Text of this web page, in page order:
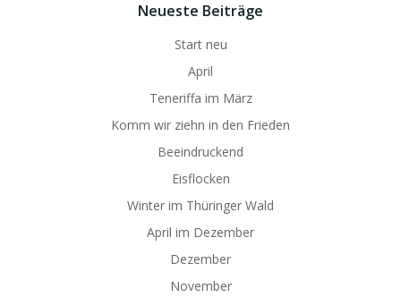
Neueste Beiträge
Start neu
April
Teneriffa im März
Komm wir ziehn in den Frieden
Beeindruckend
Eisflocken
Winter im Thüringer Wald
April im Dezember
Dezember
November